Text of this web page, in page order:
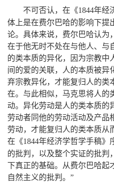
不可否认， 在《1844年经
体上是在费尔巴哈的影响下提
论。 具体来说， 费尔巴哈认为，
在于他无时不处在与他人、与
的类本质的异化， 因为宗教中
间的爱的关联， 人的本质被异
弃宗教异化， 才能复归人的类
在。 与此相似， 马克思将人的
动。 异化劳动是人的类本质的
劳动者同他的劳动活动及产品
劳动， 才能复归人的类本质从
在《1844年经济学哲学手稿》
的批判， 以及整个实证的批判，
下真正的基础。 从费尔巴哈起
自然主义的批判。 ”